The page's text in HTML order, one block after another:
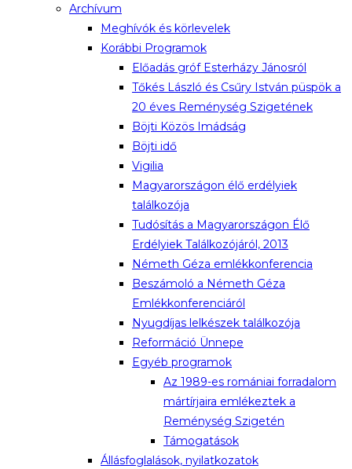
Archívum
Meghívók és körlevelek
Korábbi Programok
Előadás gróf Esterházy Jánosról
Tőkés László és Csűry István püspök a
20 éves Reménység Szigetének
Böjti Közös Imádság
Böjti idő
Vigilia
Magyarországon élő erdélyiek
találkozója
Tudósítás a Magyarországon Élő
Erdélyiek Találkozójáról, 2013
Németh Géza emlékkonferencia
Beszámoló a Németh Géza
Emlékkonferenciáról
Nyugdíjas lelkészek találkozója
Reformáció Ünnepe
Egyéb programok
Az 1989-es romániai forradalom
mártírjaira emlékeztek a
Reménység Szigetén
Támogatások
Állásfoglalások, nyilatkozatok